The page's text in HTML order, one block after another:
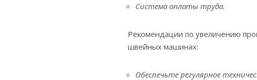
Система оплаты труда.
Рекомендации по увеличению
швейных машинах:
Обеспечьте регулярное